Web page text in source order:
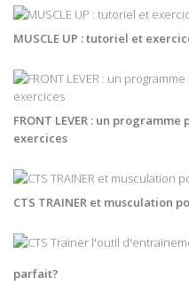
MUSCLE UP : tutoriel et
FRONT LEVER : un
exercices
CTS TRAINER et musculation
parfait?